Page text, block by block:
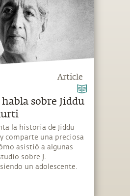
Article
sobre Jiddu
la historia de Jiddu
comparte una preciosa
asistió a algunas
sobre J.
un adolescente.